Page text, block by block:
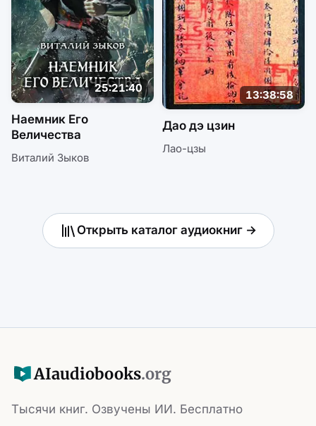
25:21:40
Наемник Его
Величества
Виталий Зыков
13:38:58
Дао дэ цзин
Лао-цзы
Открыть каталог аудиокниг →
AIaudiobooks.org
Тысячи книг. Озвучены ИИ. Бесплатно